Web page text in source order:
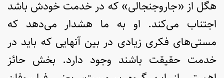
هگل از «جاروجنجالی» که در خدمت خودش باشد
اجتناب می‌کند. او به ما هشدار می‌دهد که
مستی‌های فکری زیادی در بین آنهایی که باید در
خدمت حقیقت باشند وجود دارد. بخش حائز